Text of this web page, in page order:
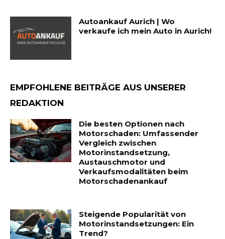
Autoankauf Aurich | Wo
verkaufe ich mein Auto in Aurich!
EMPFOHLENE BEITRÄGE AUS UNSERER
REDAKTION
Die besten Optionen nach
Motorschaden: Umfassender
Vergleich zwischen
Motorinstandsetzung,
Austauschmotor und
Verkaufsmodalitäten beim
Motorschadenankauf
Steigende Popularität von
Motorinstandsetzungen: Ein
Trend?